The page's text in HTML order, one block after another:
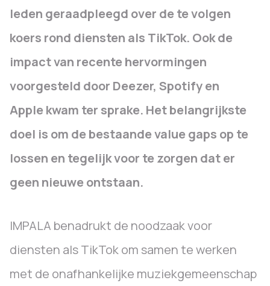
leden geraadpleegd over de te volgen
koers rond diensten als TikTok. Ook de
impact van recente hervormingen
voorgesteld door Deezer, Spotify en
Apple kwam ter sprake. Het belangrijkste
doel is om de bestaande value gaps op te
lossen en tegelijk voor te zorgen dat er
geen nieuwe ontstaan.
IMPALA benadrukt de noodzaak voor
diensten als TikTok om samen te werken
met de onafhankelijke muziekgemeenschap